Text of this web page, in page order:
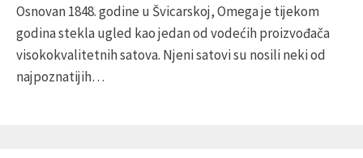
Osnovan 1848. godine u Švicarskoj, Omega je tijekom
godina stekla ugled kao jedan od vodećih proizvođača
visokokvalitetnih satova. Njeni satovi su nosili neki od
najpoznatijih…